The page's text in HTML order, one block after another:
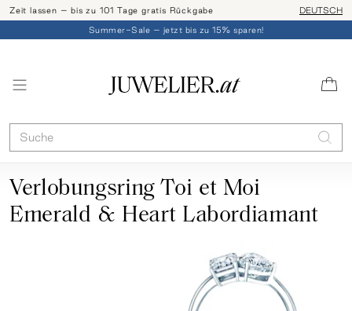
Zeit lassen – bis zu 101 Tage gratis Rückgabe Ringgröße
DEUTSCH
Summer-Sale – jetzt bis zu 15% sparen!
Verlobungsring Toi et Moi
Emerald & Heart Labordiamant